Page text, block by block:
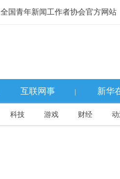
全国青年新闻工作者协会官方网站
互联网事 新华
科技 游戏 财经